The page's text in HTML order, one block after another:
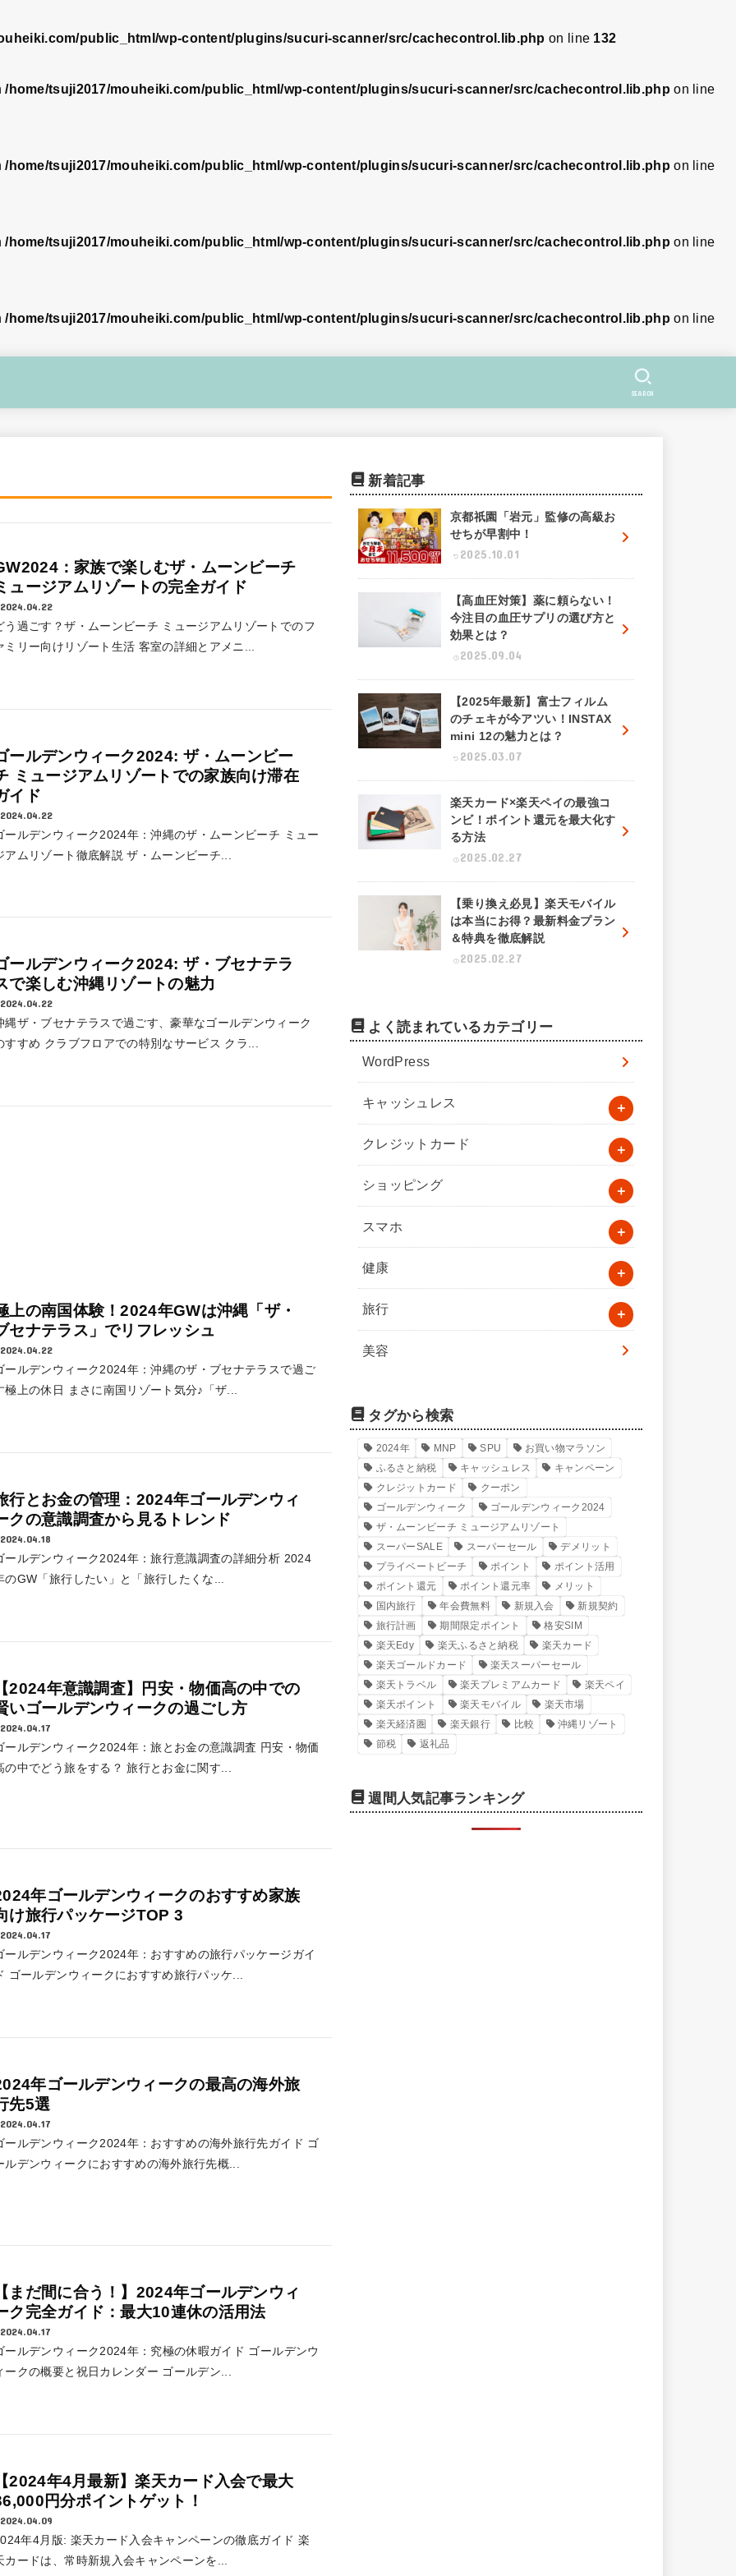
public_html/wp-content/plugins/sucuri-scanner/src/cachecontrol.lib.php on line 132
/home/tsuji2017/mouheiki.com/public_html/wp-content/plugins/sucuri-scanner/src/cachecontrol.lib.php on line
/home/tsuji2017/mouheiki.com/public_html/wp-content/plugins/sucuri-scanner/src/cachecontrol.lib.php on line
/home/tsuji2017/mouheiki.com/public_html/wp-content/plugins/sucuri-scanner/src/cachecontrol.lib.php on line
/home/tsuji2017/mouheiki.com/public_html/wp-content/plugins/sucuri-scanner/src/cachecontrol.lib.php on line
SEARCH
：家族で楽しむザ・ムーンビーチ
ュージアムリゾートの完全ガイド
2024.04.22
う過ごす？ザ・ムーンビーチ ミュージアムリゾートでのフ
ミリー向けリゾート生活 客室の詳細とアメニ...
ールデンウィーク2024: ザ・ムーンビー
ミュージアムリゾートでの家族向け滞在
イド
2024.04.22
ールデンウィーク2024年：沖縄のザ・ムーンビーチ ミュー
アムリゾート徹底解説 ザ・ムーンビーチ...
ールデンウィーク2024: ザ・ブセナテラ
で楽しむ沖縄リゾートの魅力
2024.04.22
縄ザ・ブセナテラスで過ごす、豪華なゴールデンウィーク
すすめ クラブフロアでの特別なサービス クラ...
上の南国体験！2024年GWは沖縄「ザ・
セナテラス」でリフレッシュ
2024.04.22
ールデンウィーク2024年：沖縄のザ・ブセナテラスで過ご
極上の休日 まさに南国リゾート気分♪「ザ...
行とお金の管理：2024年ゴールデンウィ
クの意識調査から見るトレンド
2024.04.18
ールデンウィーク2024年：旅行意識調査の詳細分析 2024
のGW「旅行したい」と「旅行したくな...
2024年意識調査】円安・物価高の中での
いゴールデンウィークの過ごし方
2024.04.17
ールデンウィーク2024年：旅とお金の意識調査 円安・物価
の中でどう旅をする？ 旅行とお金に関す...
年ゴールデンウィークのおすすめ家族
け旅行パッケージTOP 3
2024.04.17
ールデンウィーク2024年：おすすめの旅行パッケージガイ
ゴールデンウィークにおすすめ旅行パッケ...
年ゴールデンウィークの最高の海外旅
先5選
2024.04.17
ールデンウィーク2024年：おすすめの海外旅行先ガイド ゴ
ルデンウィークにおすすめの海外旅行先概...
まだ間に合う！】2024年ゴールデンウィ
ク完全ガイド：最大10連休の活用法
2024.04.17
ールデンウィーク2024年：究極の休暇ガイド ゴールデンウ
ークの概要と祝日カレンダー ゴールデン...
2024年4月最新】楽天カード入会で最大
円分ポイントゲット！
2024.04.09
年4月版: 楽天カード入会キャンペーンの徹底ガイド 楽
カードは、常時新規入会キャンペーンを...
新着記事
京都祇園「岩元」監修の高級お
せちが早割中！
2025.10.01
【高血圧対策】薬に頼らない！
今注目の血圧サプリの選び方と
効果とは？
2025.09.04
【2025年最新】富士フィルム
のチェキが今アツい！INSTAX
mini 12の魅力とは？
2025.03.07
楽天カード×楽天ペイの最強コ
ンビ！ポイント還元を最大化す
る方法
2025.02.27
【乗り換え必見】楽天モバイル
は本当にお得？最新料金プラン
＆特典を徹底解説
2025.02.27
よく読まれているカテゴリー
WordPress
キャッシュレス
クレジットカード
ショッピング
スマホ
健康
旅行
美容
タグから検索
2024年 MNP SPU
お買い物マラソン
ふるさと納税
キャッシュレス
キャンペーン
クレジットカード
クーポン
ゴールデンウィーク
ゴールデンウィーク2024
ザ・ムーンビーチ ミュージアムリゾート
スーパーSALE
スーパーセール
デメリット
プライベートビーチ
ポイント
ポイント活用
ポイント還元
ポイント還元率
メリット
国内旅行
年会費無料 新規入会
新規契約
旅行計画
期間限定ポイント
格安SIM
楽天Edy
楽天ふるさと納税
楽天カード
楽天ゴールドカード
楽天スーパーセール
楽天トラベル
楽天プレミアムカード
楽天ペイ
楽天ポイント
楽天モバイル
楽天市場
楽天経済圏
楽天銀行 比較
沖縄リゾート
節税
返礼品
週間人気記事ランキング